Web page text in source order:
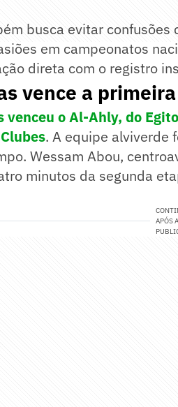
busca evitar confusões
em campeonatos
direta com o registro
vence a
venceu o Al-Ahly, do
. A equipe alviverde
Wessam Abou,
minutos da segunda
APÓS A